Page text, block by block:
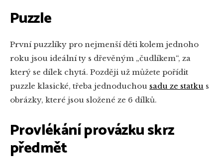
Puzzle
První puzzlíky pro nejmenší děti kolem jednoho
roku jsou ideální ty s dřevěným „čudlíkem“, za
který se dílek chytá. Později už můžete pořídit
puzzle klasické, třeba jednoduchou sadu ze statku s
obrázky, které jsou složené ze 6 dílků.
Provlékání provázku skrz
předmět